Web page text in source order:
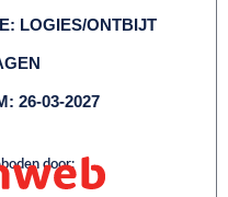
LOGIES/ONTBIJT
26-03-2027
door: